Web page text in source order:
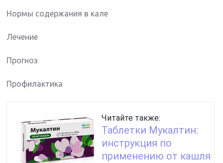
Нормы содержания в кале
Лечение
Прогноз
Профилактика
Читайте также:
Таблетки Мукалтин:
инструкция по
применению от кашля